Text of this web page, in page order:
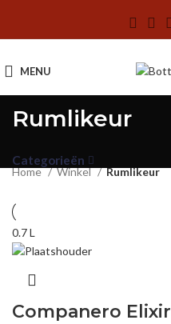
MENU
Rumlikeur
Categorieën
Home Winkel Rumlikeur
0.7 L
Companero Elixir